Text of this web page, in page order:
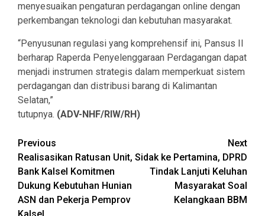
menyesuaikan pengaturan perdagangan online dengan
perkembangan teknologi dan kebutuhan masyarakat.
“Penyusunan regulasi yang komprehensif ini, Pansus II
berharap Raperda Penyelenggaraan Perdagangan dapat
menjadi instrumen strategis dalam memperkuat sistem
perdagangan dan distribusi barang di Kalimantan
Selatan,”
tutupnya. (ADV-NHF/RIW/RH)
Continue
Reading
Previous
Realisasikan Ratusan Unit,
Bank Kalsel Komitmen
Dukung Kebutuhan Hunian
ASN dan Pekerja Pemprov
Next
Sidak ke Pertamina, DPRD
Tindak Lanjuti Keluhan
Masyarakat Soal
Kelangkaan BBM